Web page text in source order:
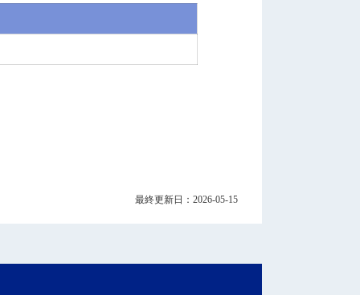
最終更新日：2026-05-15